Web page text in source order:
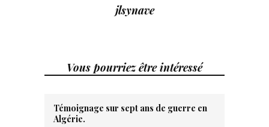
jlsynave
Vous pourriez être intéressé
Témoignage sur sept ans de guerre en
Algérie.